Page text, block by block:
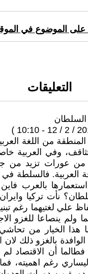
على الموضوع في
التعليقات
من اللغة
وفي العربية
من عورات تزيد من
العربية. فالسلطة
بالعرب
نأت تركيا
علي لغتيهما رغم
ولم ينصاعا للغزو
الخيار من تحاشي
بالغزو ذلك لان
أن الاقتصاد لم
رغم اهميته،